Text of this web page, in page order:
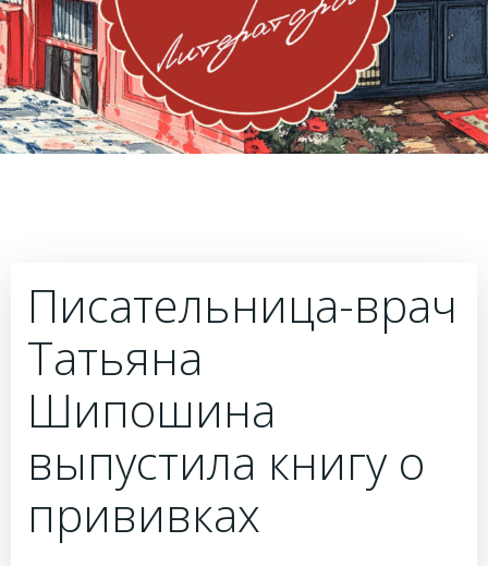
Писательница-врач
Татьяна
Шипошина
выпустила книгу о
прививках